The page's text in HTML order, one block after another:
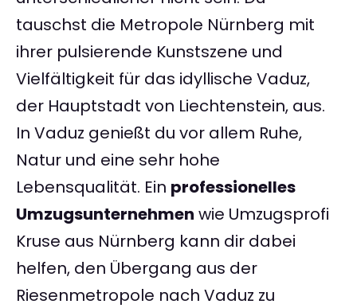
tauschst die Metropole Nürnberg mit
ihrer pulsierende Kunstszene und
Vielfältigkeit für das idyllische Vaduz,
der Hauptstadt von Liechtenstein, aus.
In Vaduz genießt du vor allem Ruhe,
Natur und eine sehr hohe
Lebensqualität. Ein professionelles
Umzugsunternehmen wie Umzugsprofi
Kruse aus Nürnberg kann dir dabei
helfen, den Übergang aus der
Riesenmetropole nach Vaduz zu